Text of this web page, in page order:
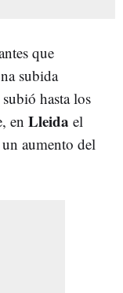
que
subida
hasta los
en Lleida el
aumento del